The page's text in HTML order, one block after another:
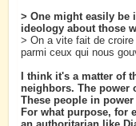
> One might easily be
ideology about those
> On a vite fait de
parmi ceux qui nous
I think it's a matter of
neighbors. The power
These people in
For what purpose, for